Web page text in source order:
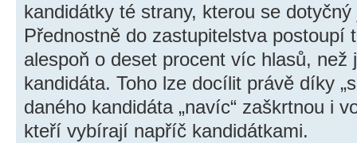
kandidátky té strany, kterou se
Přednostně do zastupitelstva postoupí
alespoň o deset procent víc hlasů, než
kandidáta. Toho lze docílit právě díky
daného kandidáta „navíc“ zaškrtnou i
kteří vybírají napříč kandidátkami.